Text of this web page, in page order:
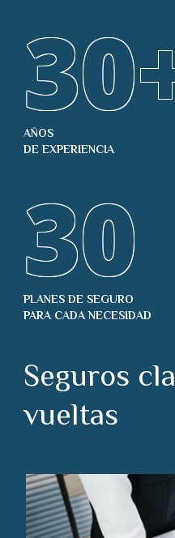
30
AÑOS
DE EXPERIENCIA
30
PLANES DE SEGURO
PARA CADA NECESIDAD
Seguros
vueltas